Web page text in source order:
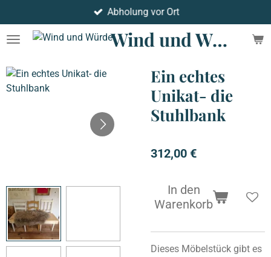
Hauptinhalt
springen
Wind und Würde
Abholung vor Ort
Ein echtes
Unikat- die
Stuhlbank
312,00 €
In den
Warenkorb
Dieses Möbelstück gibt es